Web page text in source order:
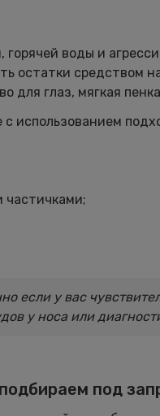
воды и
остатки средством
для глаз, мягкая
с использованием
частичками;
если у вас
у носа или
под